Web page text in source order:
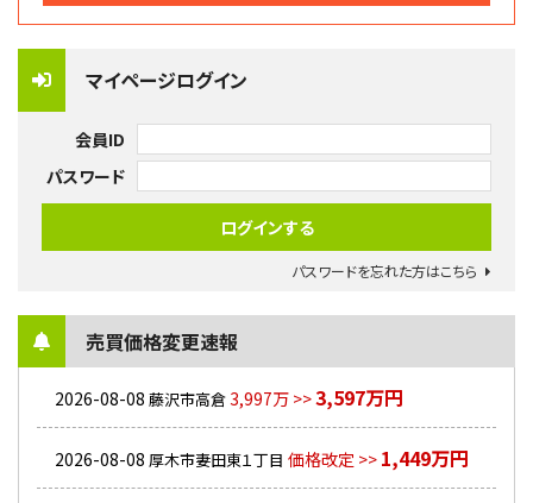
マイページログイン
会員ID
パスワード
パスワードを忘れた方はこちら
売買価格変更速報
2026-08-08 藤沢市高倉3,997万 >>3,597万円
2026-08-08 厚木市妻田東１丁目 価格改定 >> 1,449万円